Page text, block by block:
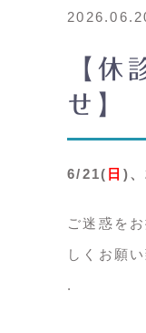
【休
せ】
6/21( 日 )
ご迷惑を
しくお願